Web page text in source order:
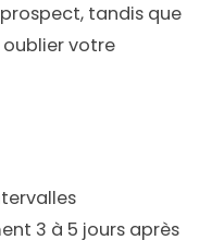
tandis que
votre
3 à 5 jours après